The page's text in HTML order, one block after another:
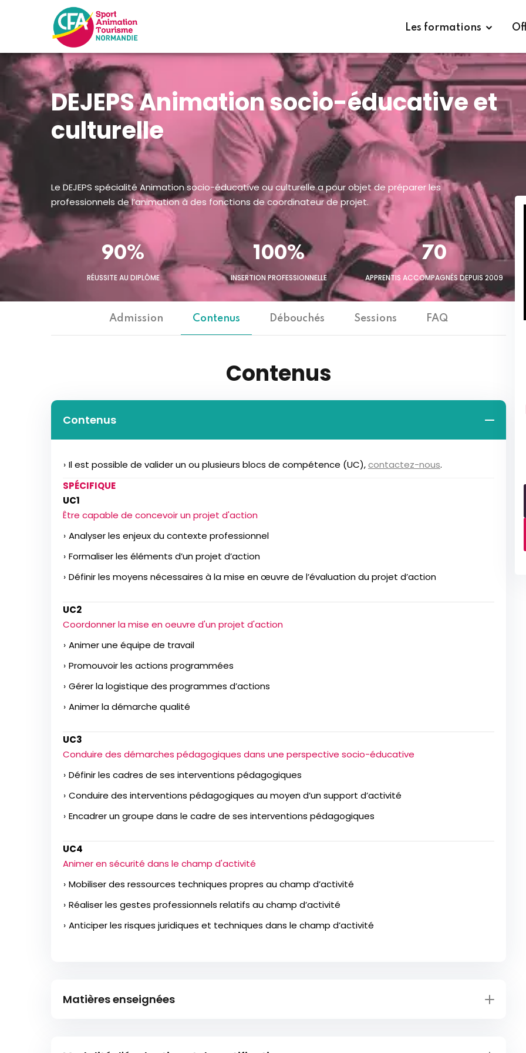
Les formations
DEJEPS Animation socio-éducative et
culturelle
Le DEJEPS spécialité Animation socio-éducative ou culturelle a pour objet de préparer les
professionnels de l’animation à des fonctions de coordinateur de projet.
90%
RÉUSSITE AU DIPLÔME
100%
INSERTION PROFESSIONNELLE
70
APPRENTIS ACCOMPAGNÉS DEPUIS 2009
Admission Contenus Débouchés Sessions FAQ
Contenus
Contenus
Il est possible de valider un ou plusieurs blocs de compétence (UC),contactez-nous.
SPÉCIFIQUE
UC1
Être capable de concevoir un projet d'action
Analyser les enjeux du contexte professionnel
Formaliser les éléments d’un projet d’action
Définir les moyens nécessaires à la mise en œuvre de l’évaluation du projet d’action
UC2
Coordonner la mise en oeuvre d'un projet d'action
Animer une équipe de travail
Promouvoir les actions programmées
Gérer la logistique des programmes d’actions
Animer la démarche qualité
UC3
Conduire des démarches pédagogiques dans une perspective socio-éducative
Définir les cadres de ses interventions pédagogiques
Conduire des interventions pédagogiques au moyen d’un support d’activité
Encadrer un groupe dans le cadre de ses interventions pédagogiques
UC4
Animer en sécurité dans le champ d'activité
Mobiliser des ressources techniques propres au champ d’activité
Réaliser les gestes professionnels relatifs au champ d’activité
Anticiper les risques juridiques et techniques dans le champ d’activité
Matières enseignées